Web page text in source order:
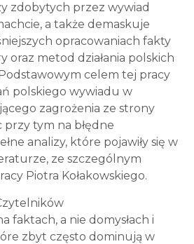
zdobytych przez wywiad
a także demaskuje
opracowaniach fakty
oraz metod działania polskich
celem tej pracy
polskiego wywiadu w
zagrożenia ze strony
przy tym na błędne
analizy, które pojawiły się w
ze szczególnym
Piotra Kołakowskiego.
faktach, a nie domysłach i
zbyt często dominują w